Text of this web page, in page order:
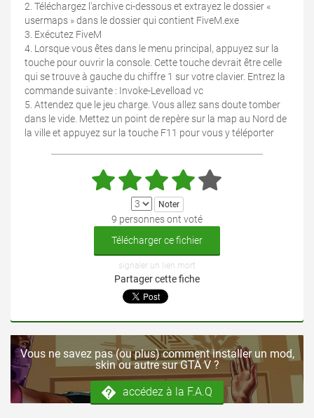
2. Téléchargez l'archive ci-dessous et extrayez le dossier «
usermaps » dans le dossier qui contient FiveM.exe
3. Exécutez FiveM
4. Lorsque vous êtes dans le menu principal, appuyez sur la
touche pour ouvrir la console. Cette touche devrait être celle
qui se trouve à gauche du chiffre 1 sur votre clavier. Entrez la
commande suivante : Invoke-Levelload vc
5. Attendez que le jeu charge. Vous allez sans doute tomber
dans le vide. Mettez un point de repère sur la map au Nord de
la ville et appuyez sur la touche F11 pour vous y téléporter
9 personnes ont voté
Télécharger ce fichier
signaler un lien mort
Partager cette fiche
Vous ne savez pas (ou plus) comment installer un mod,
skin ou autre sur GTA V ?
accédez à la F.A.Q